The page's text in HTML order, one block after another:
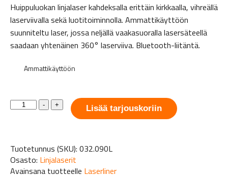
Huippuluokan linjalaser kahdeksalla erittäin kirkkaalla, vihreällä
laserviivalla sekä luotitoiminnolla. Ammattikäyttöön
suunniteltu laser, jossa neljällä vaakasuoralla lasersäteellä
saadaan yhtenäinen 360° laserviiva. Bluetooth-liitäntä.
Ammattikäyttöön
Laserliner
PowerCross-
määrä
- + Lisää tarjouskoriin
Tuotetunnus (SKU): 032.090L
Osasto: Linjalaserit
Avainsana tuotteelle Laserliner